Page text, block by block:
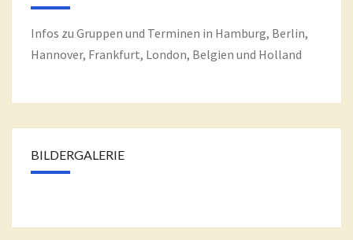
Infos zu Gruppen und Terminen in Hamburg, Berlin,
Hannover, Frankfurt, London, Belgien und Holland
BILDERGALERIE